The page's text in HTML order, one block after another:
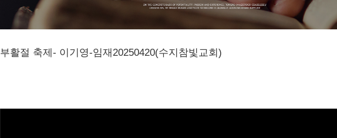
부활절 축제- 이기영-임재20250420(수지참빛교회)